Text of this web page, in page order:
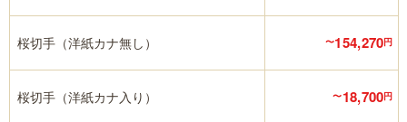
桜切手（洋紙カナ無し） 〜154,270円
桜切手（洋紙カナ入り） 〜18,700円